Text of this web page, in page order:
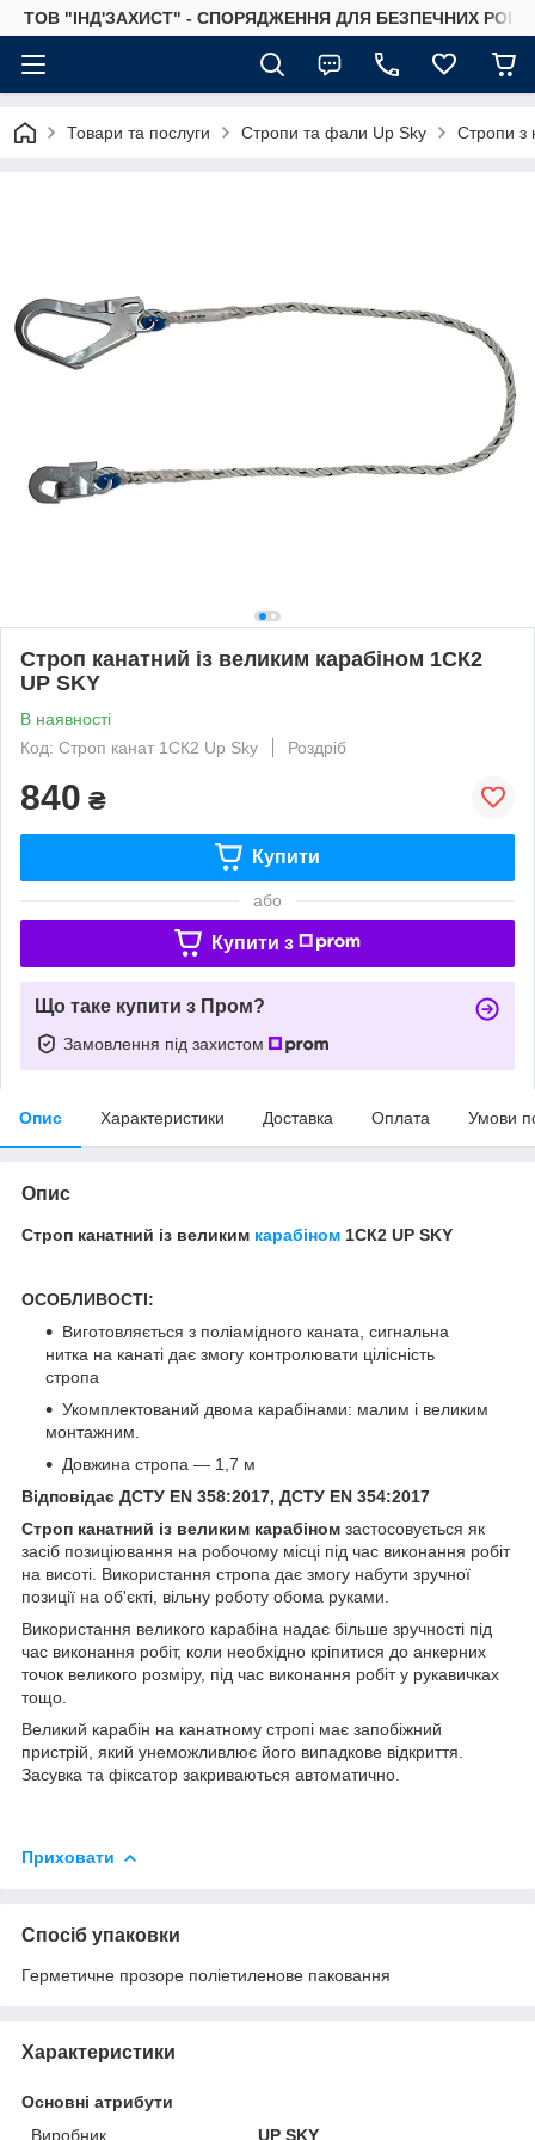
ТОВ "ІНД'ЗАХИСТ" - СПОРЯДЖЕННЯ ДЛЯ БЕЗПЕЧНИХ
Товари та послуги Стропи та фали Up Sky Стропи з
Строп канатний із великим карабіном 1СК2
UP SKY
В наявності
Код: Строп канат 1СК2 Up Sky
Роздріб
840 ₴
Купити
або
Купити з
Що таке купити з Пром?
Замовлення під захистом
Опис Характеристики Доставка Оплата Умови
Опис
Строп канатний із великим карабіном 1СК2 UP SKY
ОСОБЛИВОСТІ:
Виготовляється з поліамідного каната, сигнальна
нитка на канаті дає змогу контролювати цілісність
стропа
Укомплектований двома карабінами: малим і великим
монтажним.
Довжина стропа — 1,7 м
Відповідає ДСТУ EN 358:2017, ДСТУ EN 354:2017
Строп канатний із великим карабіном застосовується як
засіб позиціювання на робочому місці під час виконання робіт
на висоті. Використання стропа дає змогу набути зручної
позиції на об'єкті, вільну роботу обома руками.
Використання великого карабіна надає більше зручності під
час виконання робіт, коли необхідно кріпитися до анкерних
точок великого розміру, під час виконання робіт у рукавичках
тощо.
Великий карабін на канатному стропі має запобіжний
пристрій, який унеможливлює його випадкове відкриття.
Засувка та фіксатор закриваються автоматично.
Приховати
Спосіб упаковки
Герметичне прозоре поліетиленове паковання
Характеристики
Основні атрибути
Виробник
UP SKY